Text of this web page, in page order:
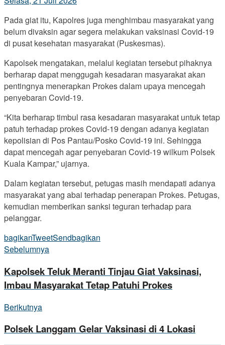
Pada giat itu, Kapolres juga menghimbau masyarakat yang
belum divaksin agar segera melakukan vaksinasi Covid-19
di pusat kesehatan masyarakat (Puskesmas).
Kapolsek mengatakan, melalui kegiatan tersebut pihaknya
berharap dapat menggugah kesadaran masyarakat akan
pentingnya menerapkan Prokes dalam upaya mencegah
penyebaran Covid-19.
“Kita berharap timbul rasa kesadaran masyarakat untuk tetap
patuh terhadap prokes Covid-19 dengan adanya kegiatan
kepolisian di Pos Pantau/Posko Covid-19 ini. Sehingga
dapat mencegah agar penyebaran Covid-19 wilkum Polsek
Kuala Kampar,” ujarnya.
Dalam kegiatan tersebut, petugas masih mendapati adanya
masyarakat yang abai terhadap penerapan Prokes. Petugas,
kemudian memberikan sanksi teguran terhadap para
pelanggar.
bagikanTweetSendbagikan
Sebelumnya
Kapolsek Teluk Meranti Tinjau Giat Vaksinasi,
Imbau Masyarakat Tetap Patuhi Prokes
Berikutnya
Polsek Langgam Gelar Vaksinasi di 4 Lokasi